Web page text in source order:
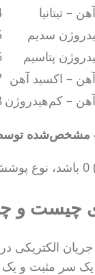
– تیتانیا
سدیم
پتاسیم
– اکسید آهن
– کم‌هیدروژن
مشخص‌شده توسط
و چه
الکتریکی
سر مثبت و یک